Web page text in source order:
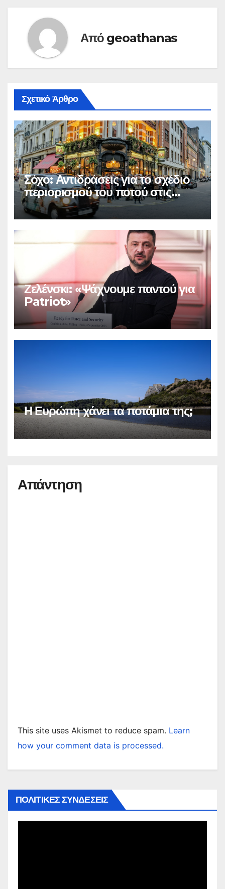
Από geoathanas
Σχετικό Άρθρο
Σόχο: Αντιδράσεις για το σχέδιο
περιορισμού του ποτού στις
παμπ
Ζελένσκι: «Ψάχνουμε παντού για
Patriot»
Η Ευρώπη χάνει τα ποτάμια της;
Απάντηση
This site uses Akismet to reduce spam. Learn
how your comment data is processed.
ΠΟΛΙΤΙΚΕΣ ΣΥΝΔΕΣΕΙΣ